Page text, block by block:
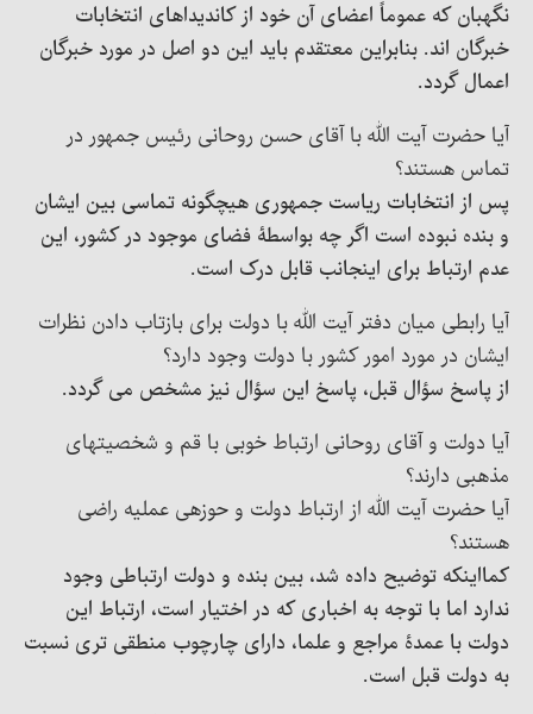
نگهبان که عموماً اعضای آن خود از کاندیداهای انتخابات
خبرگان اند. بنابراین معتقدم باید این دو اصل در مورد خبرگان
اعمال گردد.
آیا حضرت آیت الله با آقای حسن روحانی رئیس جمهور در
تماس هستند؟
پس از انتخابات ریاست جمهوری هیچگونه تماسی بین ایشان
و بنده نبوده است اگر چه بواسطۀ فضای موجود در کشور، این
عدم ارتباط برای اینجانب قابل درک است.
آیا رابطی میان دفتر آیت الله با دولت برای بازتاب دادن نظرات
ایشان در مورد امور کشور با دولت وجود دارد؟
از پاسخ سؤال قبل، پاسخ این سؤال نیز مشخص می گردد.
آیا دولت و آقای روحانی ارتباط خوبی با قم و شخصیتهای
مذهبی دارند؟
آیا حضرت آیت الله از ارتباط دولت و حوزهی عملیه راضی
هستند؟
کمااینکه توضیح داده شد، بین بنده و دولت ارتباطی وجود
ندارد اما با توجه به اخباری که در اختیار است، ارتباط این
دولت با عمدۀ مراجع و علما، دارای چارچوب منطقی تری نسبت
به دولت قبل است.